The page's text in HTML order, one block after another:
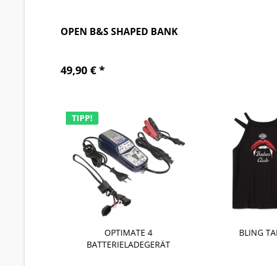
OPEN B&S SHAPED BANK
49,90 € *
BLING TANK NECK GAITER-